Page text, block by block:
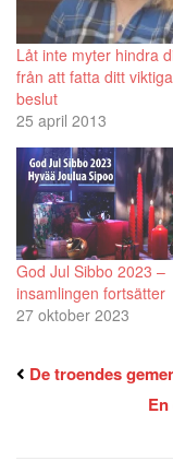
Låt inte myter hindra
från att fatta ditt
beslut
25 april 2013
God Jul Sibbo 2023 –
insamlingen fortsätter
27 oktober 2023
De troendes